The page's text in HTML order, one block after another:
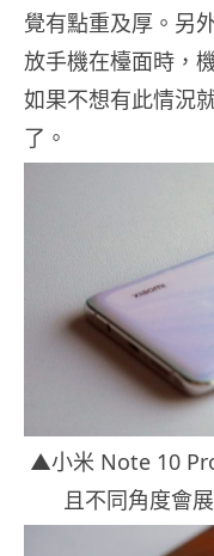
覺有點重及厚。另
放手機在檯面時，
如果不想有此情況
了。
▲小米 Note 10
且不同角度會